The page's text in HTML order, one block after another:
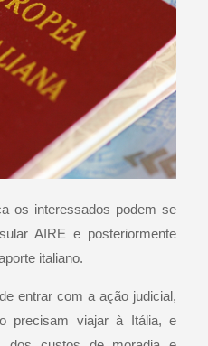
os interessados podem se
AIRE e posteriormente
italiano.
entrar com a ação judicial,
precisam viajar à Itália, e